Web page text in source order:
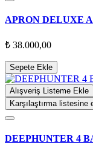
APRON DELUXE
₺ 38.000,00
Sepete Ekle
Alışveriş Listeme Ekle
Karşılaştırma listesine
DEEPHUNTER 4